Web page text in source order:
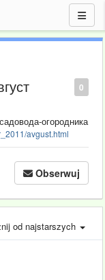
0
огородника
avgust.html
Obserwuj
od najstarszych